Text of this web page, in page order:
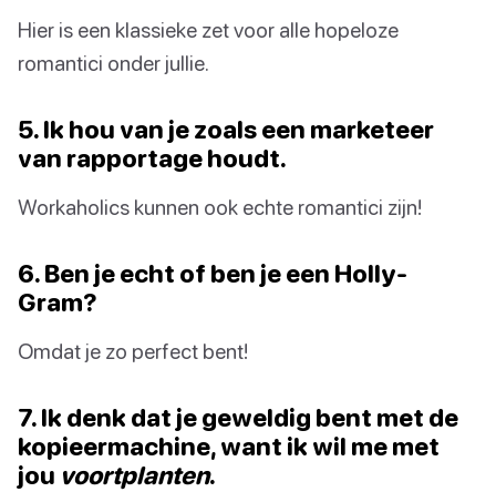
Hier is een klassieke zet voor alle hopeloze
romantici onder jullie.
5. Ik hou van je zoals een marketeer
van rapportage houdt.
Workaholics kunnen ook echte romantici zijn!
6. Ben je echt of ben je een Holly-
Gram?
Omdat je zo perfect bent!
7. Ik denk dat je geweldig bent met de
kopieermachine, want ik wil me met
jou voortplanten.